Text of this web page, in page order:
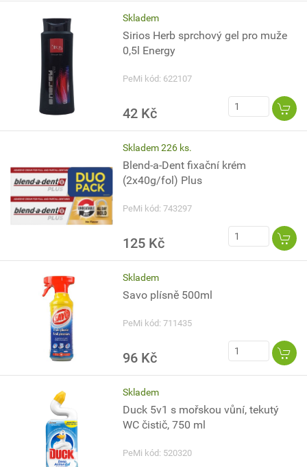
Skladem
Sirios Herb sprchový gel pro muže
0,5l Energy
PeMi kód: 622107
42 Kč
Skladem 226 ks.
Blend-a-Dent fixační krém
(2x40g/fol) Plus
PeMi kód: 743297
125 Kč
Skladem
Savo plísně 500ml
PeMi kód: 711435
96 Kč
Skladem
Duck 5v1 s mořskou vůní, tekutý
WC čistič, 750 ml
PeMi kód: 520320